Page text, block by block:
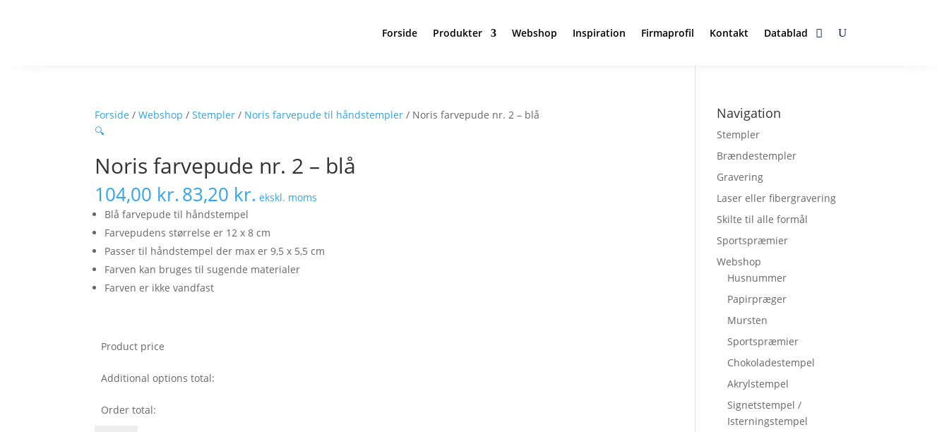
Forside Produkter Webshop Inspiration Firmaprofil Kontakt Datablad
Forside /Webshop /Stempler / Noris farvepude til håndstempler / Noris farvepude nr. 2 – blå
🔍
Noris farvepude nr. 2 – blå
104,00 kr.83,20 kr. ekskl. moms
Blå farvepude til håndstempel
Farvepudens størrelse er 12 x 8 cm
Passer til håndstempel der max er 9,5 x 5,5 cm
Farven kan bruges til sugende materialer
Farven er ikke vandfast
Product price
Additional options total:
Order total:
Navigation
Stempler
Brændestempler
Gravering
Laser eller fibergravering
Skilte til alle formål
Sportspræmier
Webshop
Husnummer
Papirpræger
Mursten
Sportspræmier
Chokoladestempel
Akrylstempel
Signetstempel /
Isterningstempel